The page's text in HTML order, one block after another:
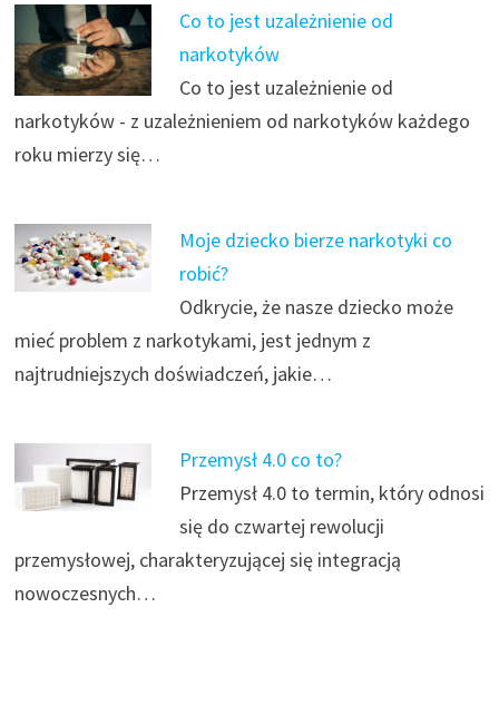
Co to jest uzależnienie od
narkotyków
Co to jest uzależnienie od
narkotyków - z uzależnieniem od narkotyków każdego
roku mierzy się…
Moje dziecko bierze narkotyki co
robić?
Odkrycie, że nasze dziecko może
mieć problem z narkotykami, jest jednym z
najtrudniejszych doświadczeń, jakie…
Przemysł 4.0 co to?
Przemysł 4.0 to termin, który odnosi
się do czwartej rewolucji
przemysłowej, charakteryzującej się integracją
nowoczesnych…